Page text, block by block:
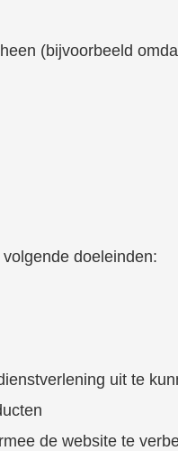
(bijvoorbeeld
doeleinden:
uit te
de website te